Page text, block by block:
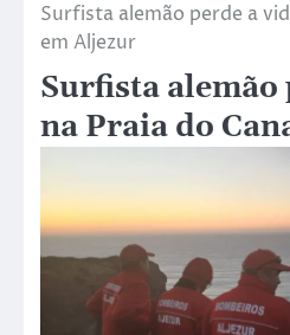
Surfista alemão perde a
em Aljezur
Surfista alemão
na Praia do